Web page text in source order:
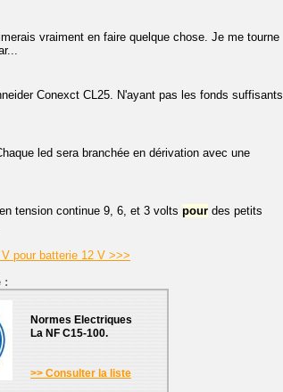
vraiment en faire quelque chose. Je me tourne
Conexct CL25. N'ayant pas les fonds suffisants
led sera branchée en dérivation avec une
tension continue 9, 6, et 3 volts pour des petits
pour batterie 12 V >>>
:
Normes Electriques
La NF C15-100.
>> Consulter la liste